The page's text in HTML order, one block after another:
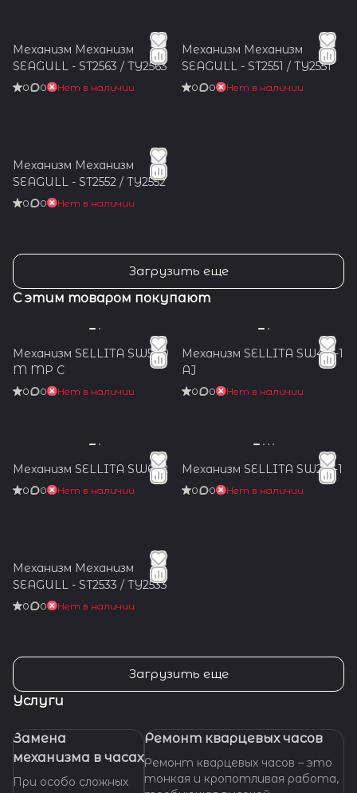
Механизм Механизм
SEAGULL - ST2563 / TY2563
0 0 Нет в наличии
Механизм Механизм
SEAGULL - ST2551 / TY2551
0 0 Нет в наличии
Механизм Механизм
SEAGULL - ST2552 / TY2552
0 0 Нет в наличии
Загрузить еще
С этим товаром покупают
Механизм SELLITA SW500
M MP C
0 0 Нет в наличии
Механизм SELLITA SW461-1
AJ
0 0 Нет в наличии
Механизм SELLITA SW602
0 0 Нет в наличии
Механизм SELLITA SW261-1
0 0 Нет в наличии
Механизм Механизм
SEAGULL - ST2533 / TY2533
0 0 Нет в наличии
Загрузить еще
Услуги
Замена
механизма в часах
При особо сложных
Ремонт кварцевых часов
Ремонт кварцевых часов – это
тонкая и кропотливая работа,